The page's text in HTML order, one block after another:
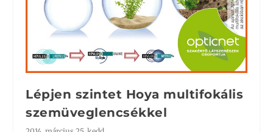
Lépjen szintet Hoya multifokális
szemüveglencsékkel